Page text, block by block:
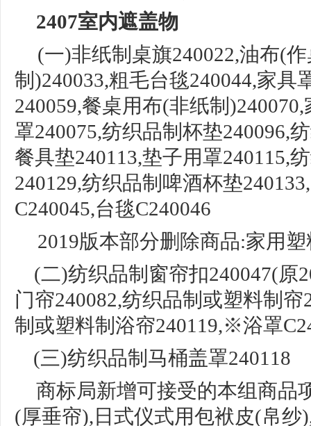
2407室内遮盖物
(一)非纸制桌旗240022,油布(作
制)240033,粗毛台毯240044,家具
240059,餐桌用布(非纸制
罩240075,纺织品制杯垫240096,
餐具垫240113,垫子用罩240115,
240129,纺织品制啤酒杯垫
C240045,台毯C240046
2019版本部分删除商品:家用
(二)纺织品制窗帘扣240047(原
门帘240082,纺织品制或塑料制
制或塑料制浴帘240119,※浴罩
(三)纺织品制马桶盖罩240118
商标局新增可接受的本组商品
(厚垂帘), 日式仪式用包袱皮(帛纱